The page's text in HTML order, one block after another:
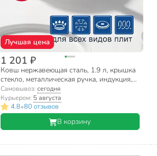
Лучшая цена
1 201 ₽
Ковш нержавеющая сталь, 1.9 л, крышка
стекло, металлическая ручка, индукция,
Daniks, Классика, SD-16S
Самовывоз: сегодня
Курьером: 5 августа
4.8•80 отзывов
В корзину